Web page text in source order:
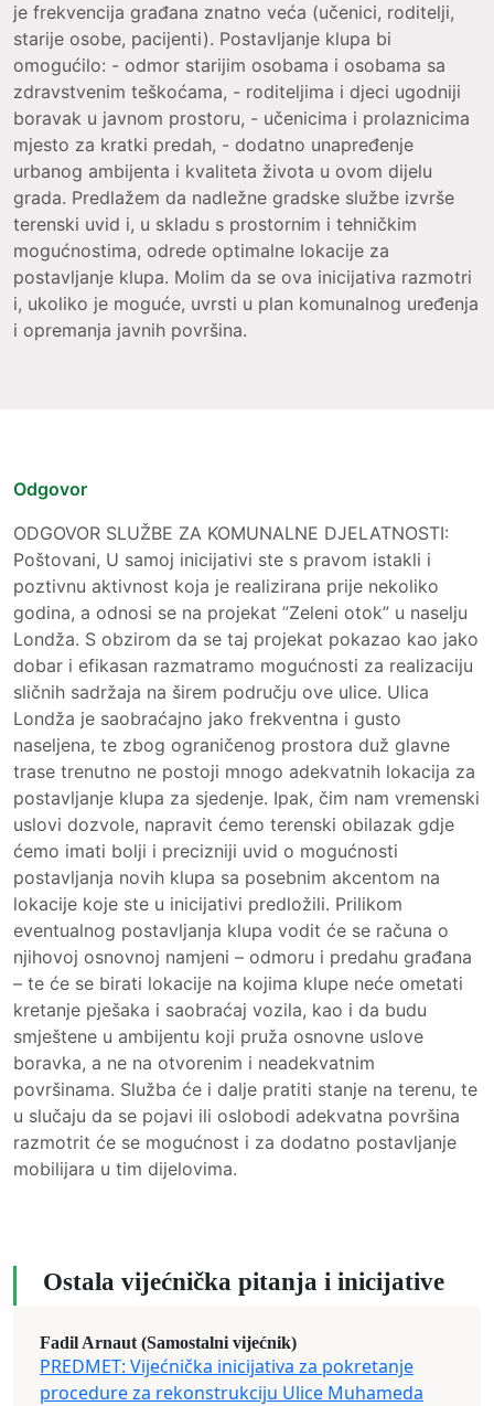
je frekvencija građana znatno veća (učenici, roditelji,
starije osobe, pacijenti). Postavljanje klupa bi
omogućilo: - odmor starijim osobama i osobama sa
zdravstvenim teškoćama, - roditeljima i djeci ugodniji
boravak u javnom prostoru, - učenicima i prolaznicima
mjesto za kratki predah, - dodatno unapređenje
urbanog ambijenta i kvaliteta života u ovom dijelu
grada. Predlažem da nadležne gradske službe izvrše
terenski uvid i, u skladu s prostornim i tehničkim
mogućnostima, odrede optimalne lokacije za
postavljanje klupa. Molim da se ova inicijativa razmotri
i, ukoliko je moguće, uvrsti u plan komunalnog uređenja
i opremanja javnih površina.
Odgovor
ODGOVOR SLUŽBE ZA KOMUNALNE DJELATNOSTI:
Poštovani, U samoj inicijativi ste s pravom istakli i
poztivnu aktivnost koja je realizirana prije nekoliko
godina, a odnosi se na projekat ”Zeleni otok” u naselju
Londža. S obzirom da se taj projekat pokazao kao jako
dobar i efikasan razmatramo mogućnosti za realizaciju
sličnih sadržaja na širem području ove ulice. Ulica
Londža je saobraćajno jako frekventna i gusto
naseljena, te zbog ograničenog prostora duž glavne
trase trenutno ne postoji mnogo adekvatnih lokacija za
postavljanje klupa za sjedenje. Ipak, čim nam vremenski
uslovi dozvole, napravit ćemo terenski obilazak gdje
ćemo imati bolji i precizniji uvid o mogućnosti
postavljanja novih klupa sa posebnim akcentom na
lokacije koje ste u inicijativi predložili. Prilikom
eventualnog postavljanja klupa vodit će se računa o
njihovoj osnovnoj namjeni – odmoru i predahu građana
– te će se birati lokacije na kojima klupe neće ometati
kretanje pješaka i saobraćaj vozila, kao i da budu
smještene u ambijentu koji pruža osnovne uslove
boravka, a ne na otvorenim i neadekvatnim
površinama. Služba će i dalje pratiti stanje na terenu, te
u slučaju da se pojavi ili oslobodi adekvatna površina
razmotrit će se mogućnost i za dodatno postavljanje
mobilijara u tim dijelovima.
Ostala vijećnička pitanja i inicijative
Fadil Arnaut (Samostalni vijećnik)
PREDMET: Vijećnička inicijativa za pokretanje
procedure za rekonstrukciju Ulice Muhameda